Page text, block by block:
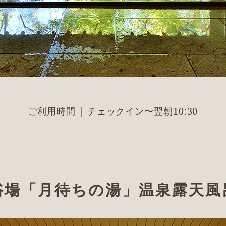
ご利用時間 | チェックイン〜翌朝10:30
「月待ちの湯」温泉露天